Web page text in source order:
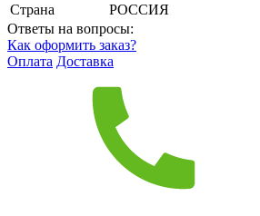
Страна
РОССИЯ
Ответы на вопросы:
Как оформить заказ?
Оплата Доставка